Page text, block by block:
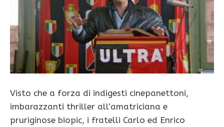
Visto che a forza di indigesti cinepanettoni,
imbarazzanti thriller all’amatriciana e
pruriginose biopic, i fratelli Carlo ed Enrico